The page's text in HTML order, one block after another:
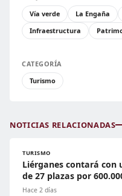
Vía verde
La Engaña
Infraestructura
CATEGORÍA
Turismo
NOTICIAS RELACIONADAS
TURISMO
Liérganes contará
de 27 plazas por
Hace 2 días